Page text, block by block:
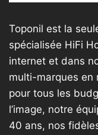
Toponil est la
spécialisée HiFi
internet et dans
multi-marques en
pour tous les
l’image, notre
40 ans, nos